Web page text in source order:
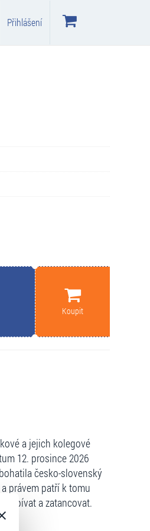
Přihlášení
Koupit
a jejich kolegové
12. prosince 2026
česko-slovenský
právem patří k tomu
a zatancovat.